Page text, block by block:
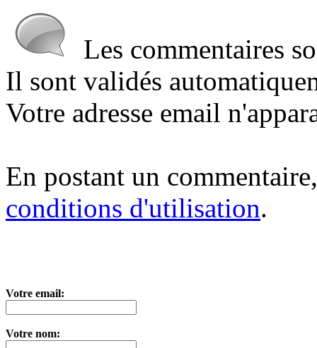
Les commentaires
Il sont validés
Votre adresse email
En postant un
conditions d'utilisation.
Votre email:
Votre nom: